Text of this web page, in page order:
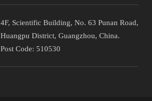
4F, Scientific Building, No. 63 Punan Road,
Huangpu District, Guangzhou, China.
Post Code: 510530